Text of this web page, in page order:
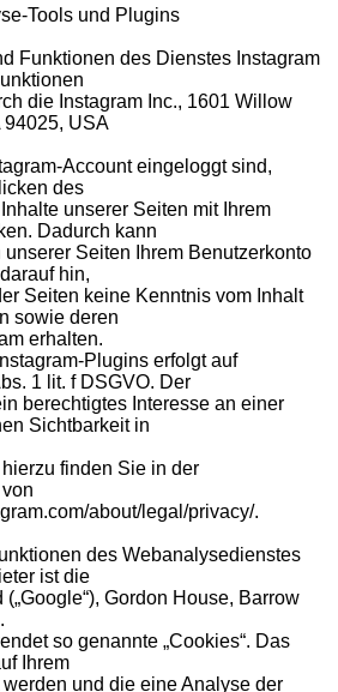
Tools und Plugins
Funktionen des Dienstes Instagram
die Instagram Inc., 1601 Willow
94025, USA
Account eingeloggt sind,
des
unserer Seiten mit Ihrem
Dadurch kann
unserer Seiten Ihrem Benutzerkonto
hin,
Seiten keine Kenntnis vom Inhalt
sowie deren
erhalten.
Plugins erfolgt auf
1 lit. f DSGVO. Der
berechtigtes Interesse an einer
Sichtbarkeit in
finden Sie in der
about/legal/privacy/.
des Webanalysedienstes
ist die
Gordon House, Barrow
so genannte „Cookies“. Das
Ihrem
und die eine Analyse der